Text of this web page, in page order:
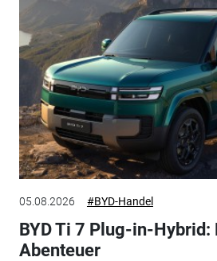
05.08.2026 #BYD-Handel
BYD Ti 7 Plug-in-Hybrid:
Abenteuer